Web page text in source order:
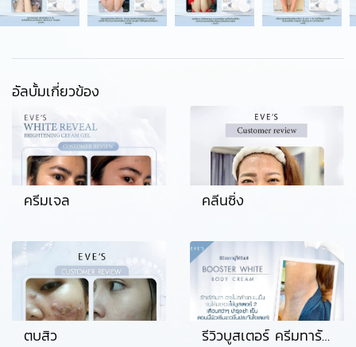
อัลบั้มเกี่ยวข้อง
ครีมเจล คลีนซิ่ง
ตบสิว รีวิวบูสเตอร์ ครีมทารักแร้ขาว